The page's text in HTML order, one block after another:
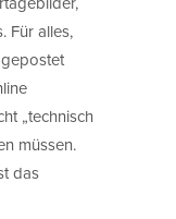
Für alles,
„technisch
müssen.
das